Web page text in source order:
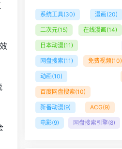
系统工具(30) 漫画(20)
二次元(15) 在线漫画(14)
日本动漫(11)
网盘搜索(11) 免费视频(10)
动画(10)
百度网盘搜索(10)
新番动漫(9) ACG(9)
电影(9) 网盘搜索引擎(8)